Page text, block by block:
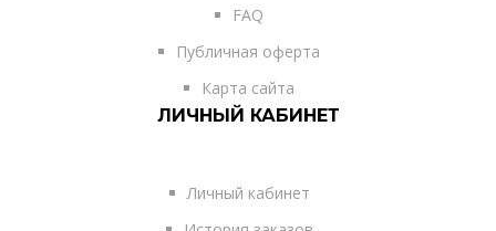
FAQ
Публичная оферта
Карта сайта
ЛИЧНЫЙ КАБИНЕТ
Личный кабинет